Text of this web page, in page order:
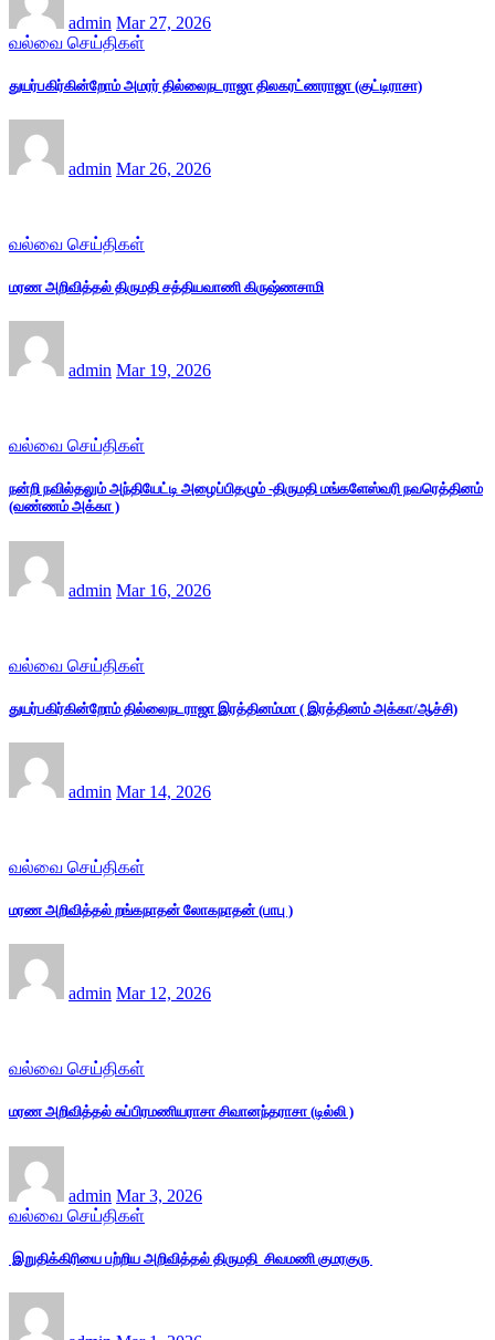
admin Mar 27, 2026
வல்வை செய்திகள்
துயர்பகிர்கின்றோம் அமரர் தில்லைநடராஜா திலகரட்ணராஜா (குட்டிராசா)
admin Mar 26, 2026
வல்வை செய்திகள்
மரண அறிவித்தல் திருமதி சத்தியவாணி கிருஷ்ணசாமி
admin Mar 19, 2026
வல்வை செய்திகள்
நன்றி நவில்தலும் அந்தியேட்டி அழைப்பிதழும் -திருமதி மங்களேஸ்வரி நவரெத்தினம்
(வண்ணம் அக்கா )
admin Mar 16, 2026
வல்வை செய்திகள்
துயர்பகிர்கின்றோம் தில்லைநடராஜா இரத்தினம்மா ( இரத்தினம் அக்கா/ஆச்சி)
admin Mar 14, 2026
வல்வை செய்திகள்
மரண அறிவித்தல் றங்கநாதன் லோகநாதன் (பாபு )
admin Mar 12, 2026
வல்வை செய்திகள்
மரண அறிவித்தல் சுப்பிரமணியராசா சிவானந்தராசா (டில்லி )
admin Mar 3, 2026
வல்வை செய்திகள்
இறுதிக்கிரியை பற்றிய அறிவித்தல் திருமதி சிவமணி குமரகுரு